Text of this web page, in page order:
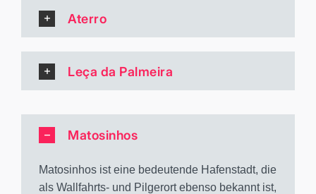
Aterro
Leça da Palmeira
Matosinhos
Matosinhos ist eine bedeutende Hafenstadt, die
als Wallfahrts- und Pilgerort ebenso bekannt ist,